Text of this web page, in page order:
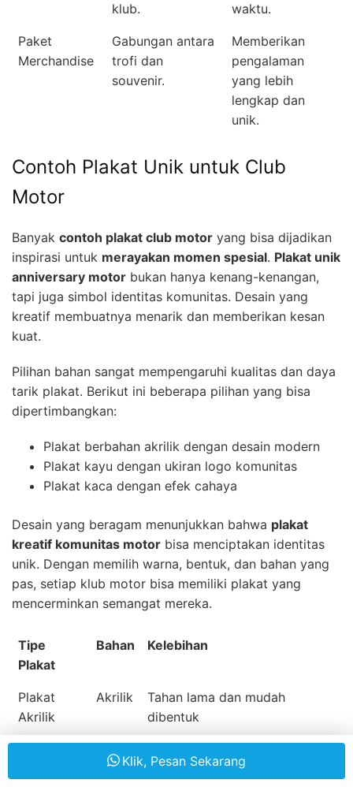
klub.
waktu.
Paket
Merchandise
Gabungan antara
trofi dan
souvenir.
Memberikan
pengalaman
yang lebih
lengkap dan
unik.
Contoh Plakat Unik untuk Club
Motor
Banyak contoh plakat club motor yang bisa dijadikan
inspirasi untuk merayakan momen spesial. Plakat unik
anniversary motor bukan hanya kenang-kenangan,
tapi juga simbol identitas komunitas. Desain yang
kreatif membuatnya menarik dan memberikan kesan
kuat.
Pilihan bahan sangat mempengaruhi kualitas dan daya
tarik plakat. Berikut ini beberapa pilihan yang bisa
dipertimbangkan:
Plakat berbahan akrilik dengan desain modern
Plakat kayu dengan ukiran logo komunitas
Plakat kaca dengan efek cahaya
Desain yang beragam menunjukkan bahwa plakat
kreatif komunitas motor bisa menciptakan identitas
unik. Dengan memilih warna, bentuk, dan bahan yang
pas, setiap klub motor bisa memiliki plakat yang
mencerminkan semangat mereka.
Tipe
Plakat
Bahan Kelebihan
Plakat
Akrilik
Akrilik
Tahan lama dan mudah
dibentuk
alami
Klik, Pesan Sekarang